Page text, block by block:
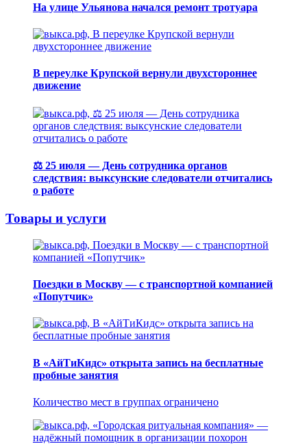
На улице Ульянова начался ремонт тротуара
В переулке Крупской вернули двухстороннее
движение
⚖️ 25 июля — День сотрудника органов
следствия: выксунские следователи отчитались
о работе
Товары и услуги
Поездки в Москву — с транспортной компанией
«Попутчик»
В «АйТиКидс» открыта запись на бесплатные
пробные занятия
Количество мест в группах ограничено